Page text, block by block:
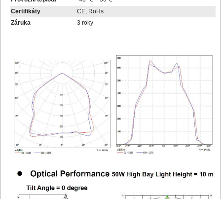
Certifikáty
CE, RoHs
Záruka
3 roky